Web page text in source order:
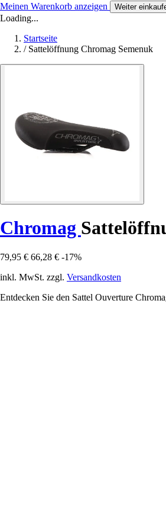
Meinen Warenkorb anzeigen Weiter
Loading...
Startseite
/ Sattelöffnung Chromag Semenuk
Chromag
79,95 € 66,28 € -17%
inkl. MwSt. zzgl. Versandkosten
Entdecken Sie den Sattel Ouverture